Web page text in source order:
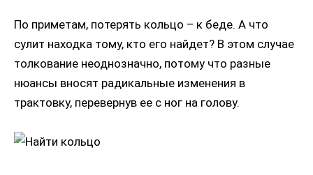
По приметам, потерять кольцо – к беде. А что
сулит находка тому, кто его найдет? В этом случае
толкование неоднозначно, потому что разные
нюансы вносят радикальные изменения в
трактовку, перевернув ее с ног на голову.